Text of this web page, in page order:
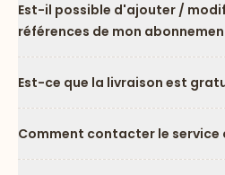
Est-il possible d'ajouter /
références de mon
Est-ce que la livraison est
Comment contacter le service